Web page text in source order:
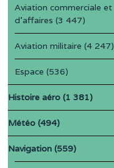
Aviation commerciale et
d'affaires (3 447)
Aviation militaire (4 247)
Espace (536)
Histoire aéro (1 381)
Météo (494)
Navigation (559)